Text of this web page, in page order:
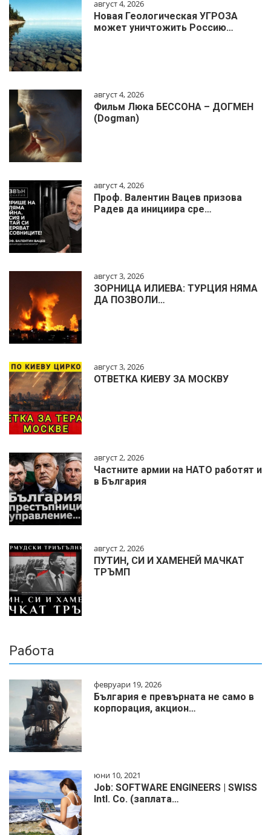
август 4, 2026
Новая Геологическая УГРОЗА
может уничтожить Россию…
август 4, 2026
Фильм Люка БЕССОНА – ДОГМЕН
(Dogman)
август 4, 2026
Проф. Валентин Вацев призова
Радев да инициира сре…
август 3, 2026
ЗОРНИЦА ИЛИЕВА: ТУРЦИЯ НЯМА
ДА ПОЗВОЛИ…
август 3, 2026
ОТВЕТКА КИЕВУ ЗА МОСКВУ
август 2, 2026
Частните армии на НАТО работят и
в България
август 2, 2026
ПУТИН, СИ И ХАМЕНЕЙ МАЧКАТ
ТРЪМП
Работа
февруари 19, 2026
България е превърната не само в
корпорация, акцион…
юни 10, 2021
Job: SOFTWARE ENGINEERS | SWISS
Intl. Co. (заплата…